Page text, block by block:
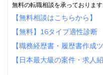
無料の転職相談を承っておりま
【無料相談はこちらから】
【無料】16タイプ適性診断
【職務経歴書・履歴書作成ツ
【日本最大級の案件・求人